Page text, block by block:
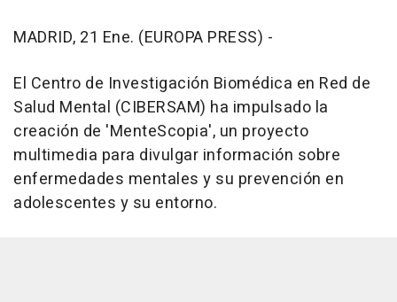
MADRID, 21 Ene. (EUROPA PRESS) -
El Centro de Investigación Biomédica en Red de
Salud Mental (CIBERSAM) ha impulsado la
creación de 'MenteScopia', un proyecto
multimedia para divulgar información sobre
enfermedades mentales y su prevención en
adolescentes y su entorno.